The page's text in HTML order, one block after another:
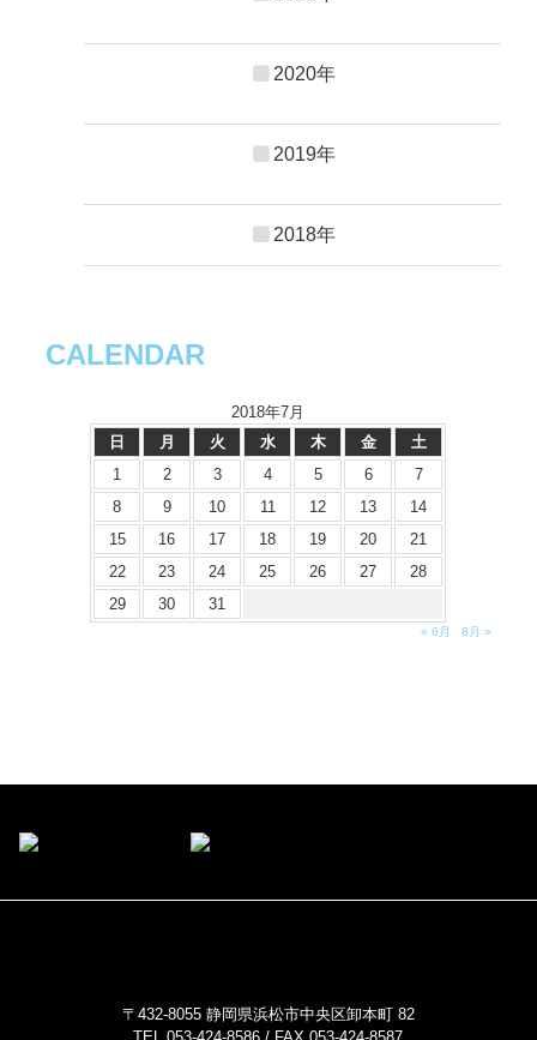
2020年
2019年
2018年
CALENDAR
2018年7月
日
月 火 水 木 金
土
1
2 3 4 5 6
7
8
9 10 11 12 13
14
15
16 17 18 19 20
21
22
23 24 25 26 27
28
29
30 31
« 6月 8月 »
〒432-8055 静岡県浜松市中央区卸本町 82